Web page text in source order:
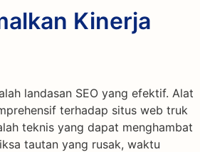
Kinerja
landasan SEO yang efektif. Alat
terhadap situs web truk
teknis yang dapat menghambat
tautan yang rusak, waktu